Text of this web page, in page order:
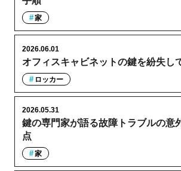
家
オフィスキャビネットの鍵を紛失し
2026.06.01
ロッカー
鍵の専門家が語る故障トラブルの意
点
2026.05.31
家